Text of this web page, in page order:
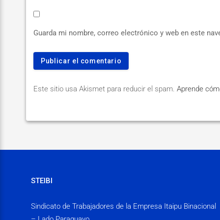
Guarda mi nombre, correo electrónico y web en este
Este sitio usa Akismet para reducir el spam. Aprende
STEIBI
Sindicato de Trabajadores de la Empresa Itaipu Binacional